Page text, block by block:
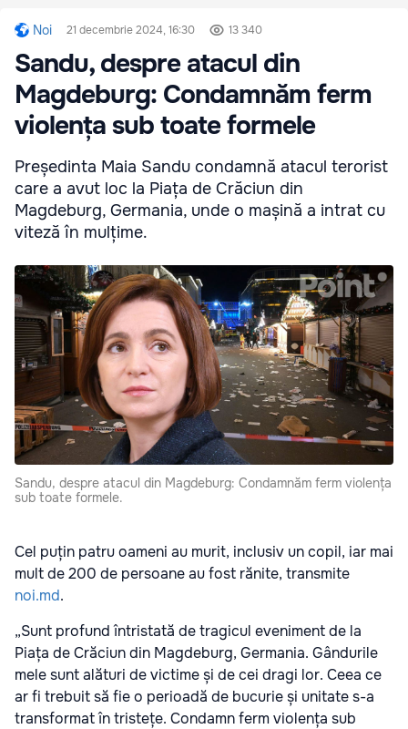
Noi 21 decembrie 2024, 16:30 13 340
Sandu, despre atacul din
Magdeburg: Condamnăm ferm
violența sub toate formele
Președinta Maia Sandu condamnă atacul terorist
care a avut loc la Piața de Crăciun din
Magdeburg, Germania, unde o mașină a intrat cu
viteză în mulțime.
Sandu, despre atacul din Magdeburg: Condamnăm ferm violența
sub toate formele.
Cel puțin patru oameni au murit, inclusiv un copil, iar mai
mult de 200 de persoane au fost rănite, transmite
noi.md.
„Sunt profund întristată de tragicul eveniment de la
Piața de Crăciun din Magdeburg, Germania. Gândurile
mele sunt alături de victime și de cei dragi lor. Ceea ce
ar fi trebuit să fie o perioadă de bucurie și unitate s-a
transformat în tristețe. Condamn ferm violența sub